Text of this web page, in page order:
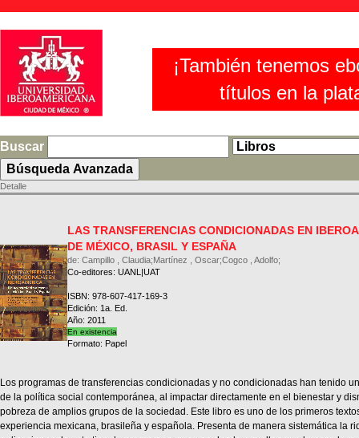
¡También tenemos
títulos en la
Buscar
Detalle
LAS TRANSFERENCIAS CONDICIONADAS EN
DE MÉXICO, BRASIL Y ESPAÑA
de: Campillo , Claudia;Martínez , Oscar;Cogco , Adolfo;
Co-editores: UANL|UAT
ISBN: 978-607-417-169-3
Edición: 1a. Ed.
Año: 2011
En existencia
Formato: Papel
Los programas de transferencias condicionadas y no condicionadas han tenido
de la política social contemporánea, al impactar directamente en el bienestar y
pobreza de amplios grupos de la sociedad. Este libro es uno de los primeros
experiencia mexicana, brasileña y española. Presenta de manera sistemática la